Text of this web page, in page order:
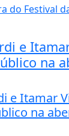
e
na
e Itamar
na